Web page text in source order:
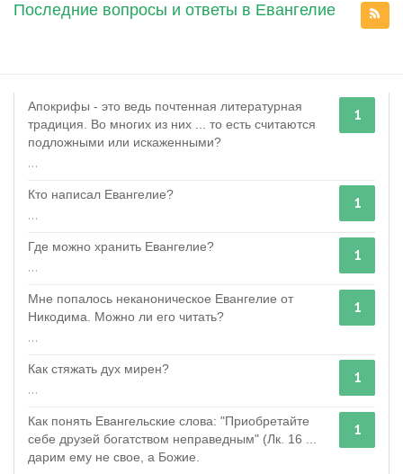
Последние вопросы и ответы в Евангелие
1
Апокрифы - это ведь почтенная литературная
традиция. Во многих из них ... то есть считаются
подложными или искаженными?
...
1
Кто написал Евангелие?
...
1
Где можно хранить Евангелие?
...
1
Мне попалось неканоническое Евангелие от
Никодима. Можно ли его читать?
...
1
Как стяжать дух мирен?
...
1
Как понять Евангельские слова: "Приобретайте
себе друзей богатством неправедным" (Лк. 16 ...
дарим ему не свое, а Божие.